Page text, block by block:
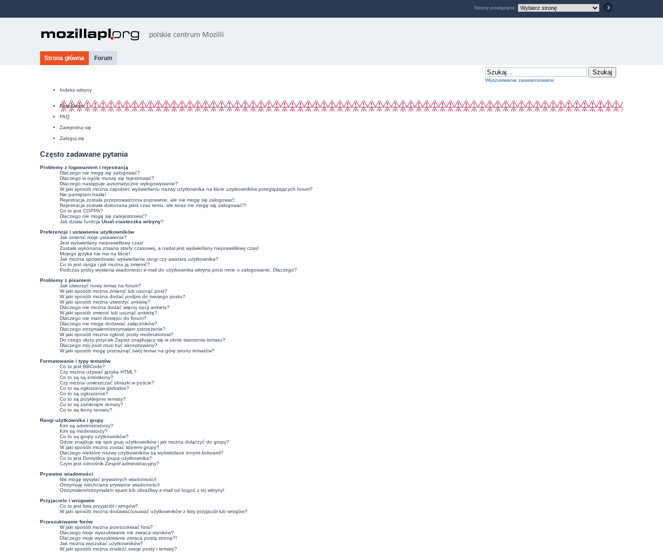
Strona główna Forum
Wyszukiwanie zaawansowane
Indeks witryny
Regulamin
FAQ
Zarejestruj się
Zaloguj się
Często zadawane pytania
Problemy z logowaniem i rejestracją
Dlaczego nie mogę się zalogować?
Dlaczego w ogóle muszę się rejestrować?
Dlaczego następuje automatyczne wylogowywanie?
W jaki sposób można zapobiec wyświetlaniu nazwy użytkownika na liście użytkowników przeglądających forum?
Nie pamiętam hasła!
Rejestracja została przeprowadzona poprawnie, ale nie mogę się zalogować!
Rejestracja została dokonana jakiś czas temu, ale teraz nie mogę się zalogować?!
Co to jest COPPA?
Dlaczego nie mogę się zarejestrować?
Jak działa funkcja Usuń ciasteczka witryny?
Preferencje i ustawienia użytkowników
Jak zmienić moje ustawienia?
Jest wyświetlany nieprawidłowy czas!
Została wykonana zmiana strefy czasowej, a nadal jest wyświetlany nieprawidłowy czas!
Mojego języka nie ma na liście!
Jak można spowodować wyświetlanie rangi czy awatara użytkownika?
Co to jest ranga i jak można ją zmienić?
Podczas próby wysłania wiadomości e-mail do użytkownika witryna prosi mnie o zalogowanie. Dlaczego?
Problemy z pisaniem
Jak utworzyć nowy temat na forum?
W jaki sposób można zmienić lub usunąć post?
W jaki sposób można dodać podpis do swojego postu?
W jaki sposób można utworzyć ankietę?
Dlaczego nie można dodać więcej opcji ankiety?
W jaki sposób zmienić lub usunąć ankietę?
Dlaczego nie mam dostępu do forum?
Dlaczego nie mogę dodawać załączników?
Dlaczego otrzymałem/otrzymałam ostrzeżenie?
W jaki sposób można zgłosić posty moderatorowi?
Do czego służy przycisk Zapiszznajdujący się w oknie tworzenia tematu?
Dlaczego mój post musi być akceptowany?
W jaki sposób mogę przesunąć swój temat na górę strony tematów?
Formatowanie i typy tematów
Co to jest BBCode?
Czy można używać języka HTML?
Co to są są emotikony?
Czy można umieszczać obrazki w poście?
Co to są ogłoszenia globalne?
Co to są ogłoszenia?
Co to są przyklejone tematy?
Co to są zamknięte tematy?
Co to są ikony tematu?
Rangi użytkownika i grupy
Kim są administratorzy?
Kim są moderatorzy?
Co to są grupy użytkowników?
Gdzie znajduje się spis grup użytkowników i jak można dołączyć do grupy?
W jaki sposób można zostać liderem grupy?
Dlaczego niektóre nazwy użytkowników są wyświetlane innymi kolorami?
Co to jest Domyślna grupa użytkownika?
Czym jest odnośnik Zespół administracyjny?
Prywatne wiadomości
Nie mogę wysyłać prywatnych wiadomości!
Otrzymuję niechciane prywatne wiadomości!
Otrzymałem/otrzymałam spam lub obraźliwy e-mail od kogoś z tej witryny!
Przyjaciele i wrogowie
Co to jest lista przyjaciół i wrogów?
W jaki sposób można dodawać/usuwać użytkowników z listy przyjaciół lub wrogów?
Przeszukiwanie forów
W jaki sposób można przeszukiwać fora?
Dlaczego moje wyszukiwanie nie zwraca wyników?
Dlaczego moje wyszukiwanie zwraca pustą stronę?!
Jak można wyszukać użytkowników?
W jaki sposób można znaleźć swoje posty i tematy?
Strony powiązane: